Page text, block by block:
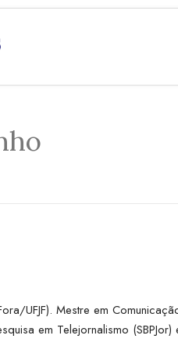
UFJF). Mestre em
em Telejornalismo